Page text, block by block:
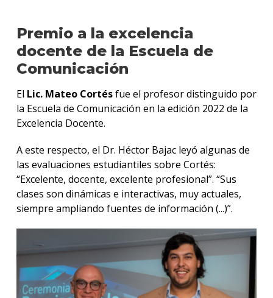
Premio a la excelencia
docente de la Escuela de
Comunicación
El Lic. Mateo Cortésfue el profesor distinguido por
la Escuela de Comunicación en la edición 2022 de la
Excelencia Docente.
A este respecto, el Dr. Héctor Bajac leyó algunas de
las evaluaciones estudiantiles sobre Cortés:
“Excelente, docente, excelente profesional”. “Sus
clases son dinámicas e interactivas, muy actuales,
siempre ampliando fuentes de información (...)”.